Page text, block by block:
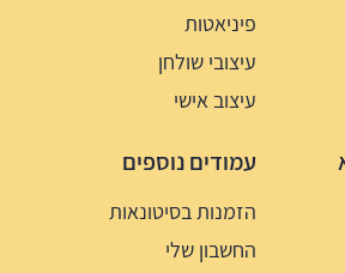
פיניאטות
עיצובי שולחן
עיצוב אישי
עמודים נוספים
הזמנות בסיטונאות
החשבון שלי